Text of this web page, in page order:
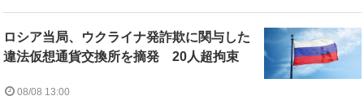
ロシア当局、ウクライナ発詐欺に関与した
違法仮想通貨交換所を摘発 20人超拘束
08/08 13:00